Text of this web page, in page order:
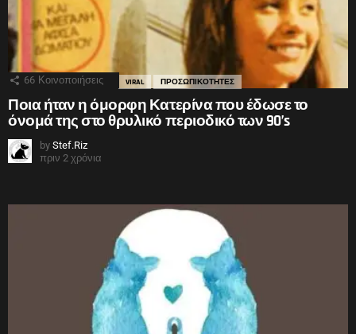
66 Κοινοποιήσεις VIRAL ΠΡΟΣΩΠΙΚΟΤΗΤΕΣ
Ποια ήταν η όμορφη Κατερίνα που έδωσε το
όνομά της στο θρυλικό περιοδικό των 90’s
by Stef.Riz
πριν 2 χρόνια